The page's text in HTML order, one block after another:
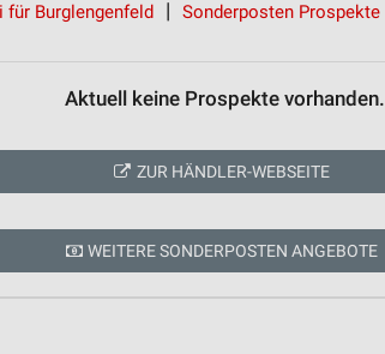
für Burglengenfeld Sonderposten Prospekte
Aktuell keine Prospekte vorhanden.
ZUR HÄNDLER-WEBSEITE
WEITERE SONDERPOSTEN ANGEBOTE